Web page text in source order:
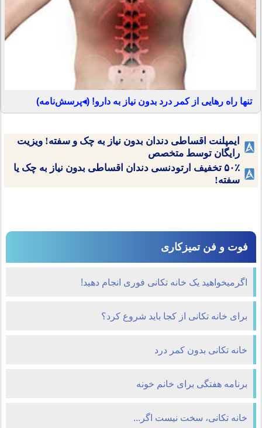
تنها راه رهایی از کمر درد بدون نیاز به دارو! (◂پرسش‌نامه)
ایمپلنت اقساطی دندان بدون نیاز به چک و سفته! ویزیت
رایگان توسط متخصص
۵۰٪ تخفیف ارتودنسی دندان اقساطی بدون نیاز به چک یا
سفته!
فوت و فن تمیزکاری
اگرمیخواهید یک خانه تکانی فوری انجام دهید!
برای خانه تكانی از كجا باید شروع كرد؟
خانه ‌تکانی بدون کمر درد
برنامه هفتگی برای خانم خونه
خانه تکانی، سخت نيست اگر...